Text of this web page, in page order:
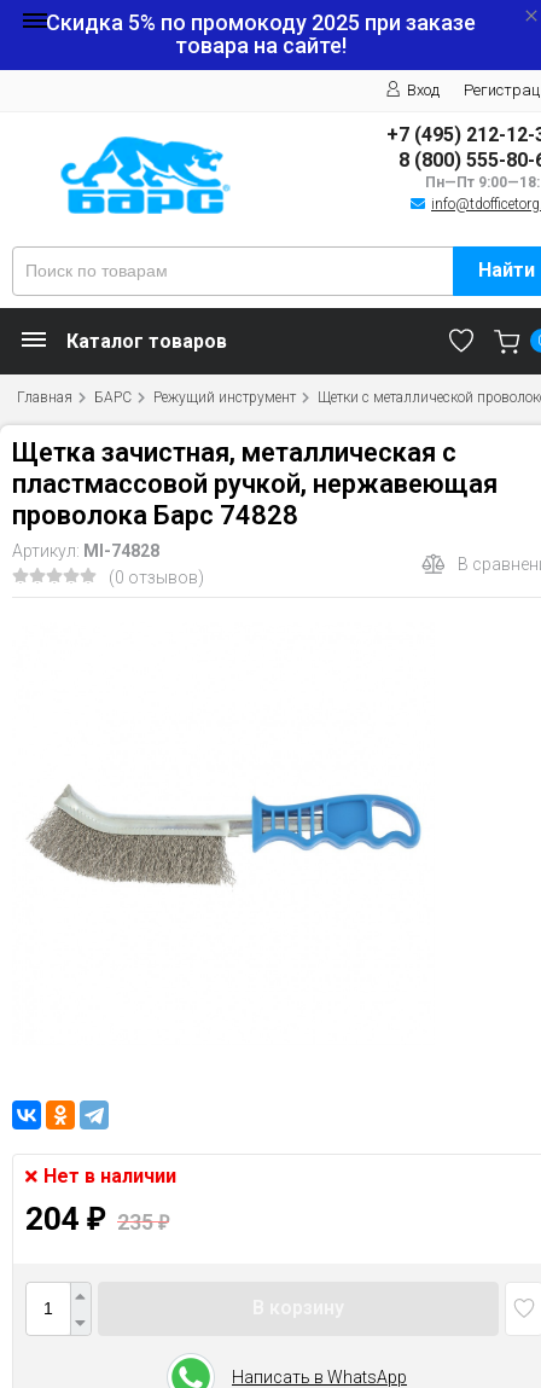
Скидка 5% по промокоду 2025 при заказе
товара на сайте!
Вход
+7 (495) 212-12-
8 (800) 555-80-
Пн—Пт
Найти
Каталог товаров
Главная БАРС Режущий инструмент Щетки с металлической
Щетка зачистная, металлическая с
пластмассовой ручкой, нержавеющая
проволока Барс 74828
Артикул: MI-74828
(0 отзывов)
В
Нет в наличии
204 ₽ 235₽
Написать в WhatsApp